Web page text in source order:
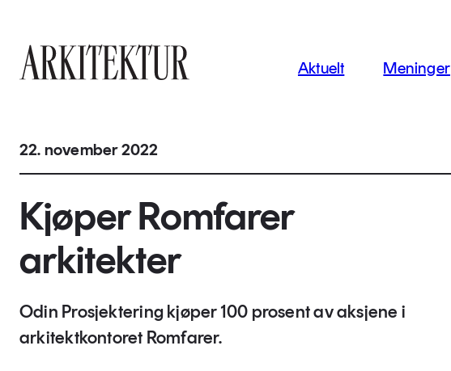
Aktuelt Meninger
22. november 2022
Kjøper Romfarer
arkitekter
Odin Prosjektering kjøper 100 prosent av aksjene i
arkitektkontoret Romfarer.